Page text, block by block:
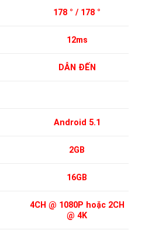
178 ° / 178 °
12ms
DẪN ĐẾN
Android 5.1
2GB
16GB
4CH @ 1080P hoặc 2CH
@ 4K